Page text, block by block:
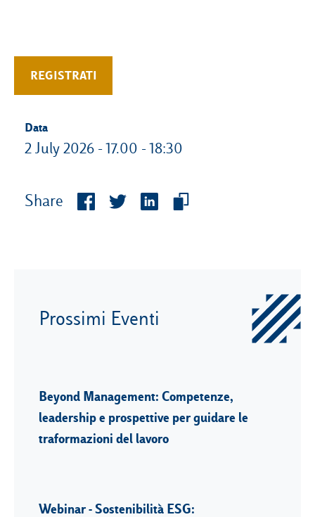
REGISTRATI
Data
2 July 2026 - 17.00 - 18:30
Share
Prossimi Eventi
Beyond Management: Competenze,
leadership e prospettive per guidare le
traformazioni del lavoro
Webinar - Sostenibilità ESG: